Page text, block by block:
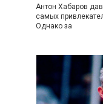
Антон Хабаров
самых
Однако за